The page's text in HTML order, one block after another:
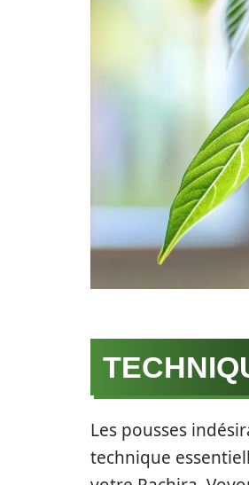
Les pousses
technique